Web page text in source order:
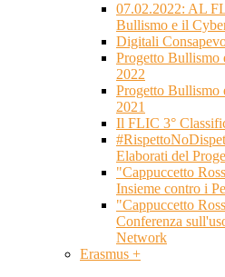
07.02.2022: AL
Bullismo e il
Digitali
Progetto Bullismo
2022
Progetto Bullismo
2021
Il FLIC 3°
Elaborati del
"Cappuccetto
Insieme contro i
"Cappuccetto
Conferenza
Network
Erasmus +